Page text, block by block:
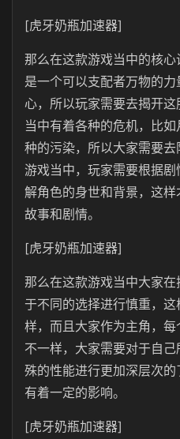
[虎牙奶瓶加速器]
那么在这款游戏当中的核
是一个可以支配者万物的
心，所以玩家需要去揭开
当中有着各种的危机，比
种的污染，所以大家需要
游戏当中，玩家需要根据
解角色的身世和背景，这
故事和剧情。
[虎牙奶瓶加速器]
那么在这款游戏当中大家
于不同的选择进行慎重，
样，而且大家作为主角，
不一样，大家需要对于自
殊的性能进行更加深层次
有着一定的影响。
[虎牙奶瓶加速器]